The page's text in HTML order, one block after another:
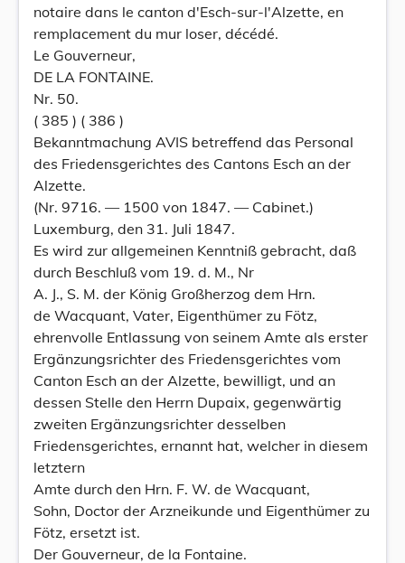
notaire dans le canton d'Esch-sur-l'Alzette, en
remplacement du mur loser, décédé.
Le Gouverneur,
DE LA FONTAINE.
Nr. 50.
( 385 ) ( 386 )
Bekanntmachung AVIS betreffend das Personal
des Friedensgerichtes des Cantons Esch an der
Alzette.
(Nr. 9716. — 1500 von 1847. — Cabinet.)
Luxemburg, den 31. Juli 1847.
Es wird zur allgemeinen Kenntniß gebracht, daß
durch Beschluß vom 19. d. M., Nr
A. J., S. M. der König Großherzog dem Hrn.
de Wacquant, Vater, Eigenthümer zu Fötz,
ehrenvolle Entlassung von seinem Amte als erster
Ergänzungsrichter des Friedensgerichtes vom
Canton Esch an der Alzette, bewilligt, und an
dessen Stelle den Herrn Dupaix, gegenwärtig
zweiten Ergänzungsrichter desselben
Friedensgerichtes, ernannt hat, welcher in diesem
letztern
Amte durch den Hrn. F. W. de Wacquant,
Sohn, Doctor der Arzneikunde und Eigenthümer zu
Fötz, ersetzt ist.
Der Gouverneur, de la Fontaine.